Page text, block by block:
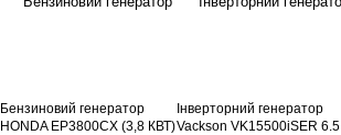
Бензиновий генератор
HONDA EP3800CX (3,8 КВТ)
Інверторний генератор
Vackson VK15500iSER 6.5